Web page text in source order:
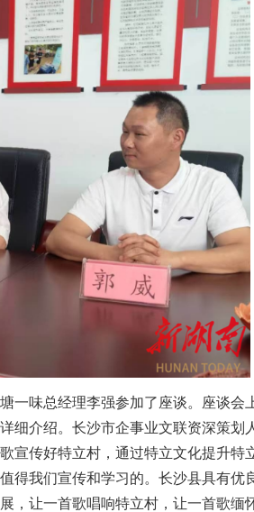
一味总经理李强参加了座谈。座谈会
细介绍。长沙市企事业文联资深策划
宣传好特立村，通过特立文化提升特
得我们宣传和学习的。长沙县具有优
，让一首歌唱响特立村，让一首歌缅